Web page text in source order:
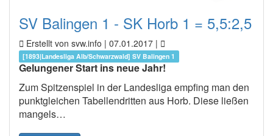
SV Balingen 1 - SK Horb 1 = 5,5:2,5
Erstellt von svw.info | 07.01.2017 |
[1893|Landesliga Alb/Schwarzwald] SV Balingen 1
Gelungener Start ins neue Jahr!
Zum Spitzenspiel in der Landesliga empfing man den
punktgleichen Tabellendritten aus Horb. Diese ließen
mangels…